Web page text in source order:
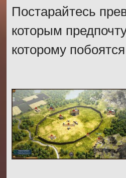
Постарайтесь
которым
которому